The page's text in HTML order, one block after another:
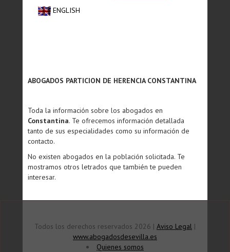
ENGLISH
ABOGADOS PARTICION DE HERENCIA CONSTANTINA
Toda la información sobre los abogados en
Constantina. Te ofrecemos información detallada
tanto de sus especialidades como su información de
contacto.
No existen abogados en la población solicitada. Te
mostramos otros letrados que también te pueden
interesar.
Todos los derechos reservados 2026 | Aviso Legal |
www.abogadosdesevilla.es
Quienes somos